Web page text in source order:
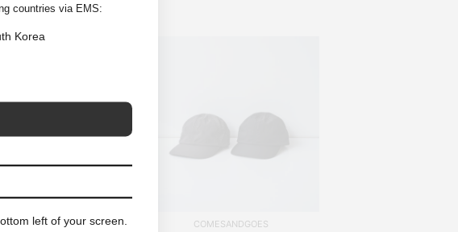
countries via EMS:
Korea
left of your screen. COMESANDGOES